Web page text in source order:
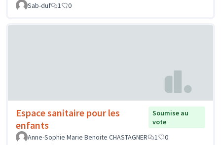
Sab-duf 1 0
Espace sanitaire pour les
enfants
Soumise au
vote
Anne-Sophie Marie Benoite CHASTAGNER
1 0